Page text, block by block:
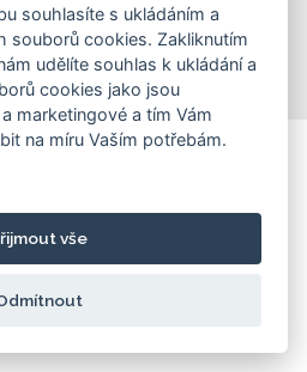
Solution, s. r. o.|
Cookie
souhlasíte s ukládáním a
souborů cookies. Zakliknutím
udělíte souhlas k ukládání a
cookies jako jsou
marketingové a tím Vám
na míru Vaším potřebám.
vše